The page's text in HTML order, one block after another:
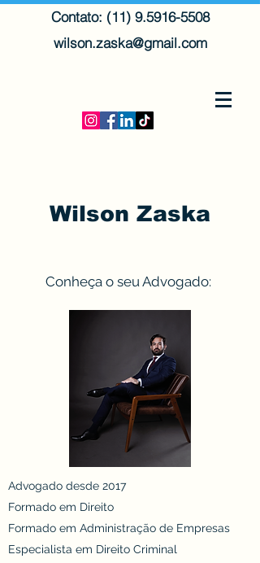
Contato: (11) 9.5916-5508
wilson.zaska@gmail.com
Wilson Zaska
Conheça o seu Advogado:
Advogado desde 2017
Formado em Direito
Formado em Administração de Empresas
Especialista em Direito Criminal